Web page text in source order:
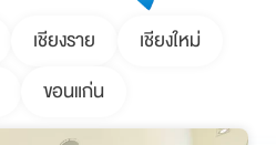
เชียงราย
เชียงใหม่
ขอนแก่น